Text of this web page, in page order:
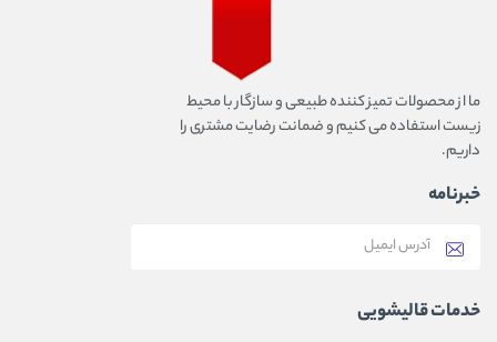
ما از محصولات تمیز کننده طبیعی و سازگار با محیط
زیست استفاده می کنیم و ضمانت رضایت مشتری را
داریم.
خبرنامه
خدمات قالیشویی